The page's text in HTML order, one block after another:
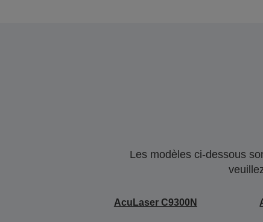
Les modèles ci-dessous
AcuLaser C9300N